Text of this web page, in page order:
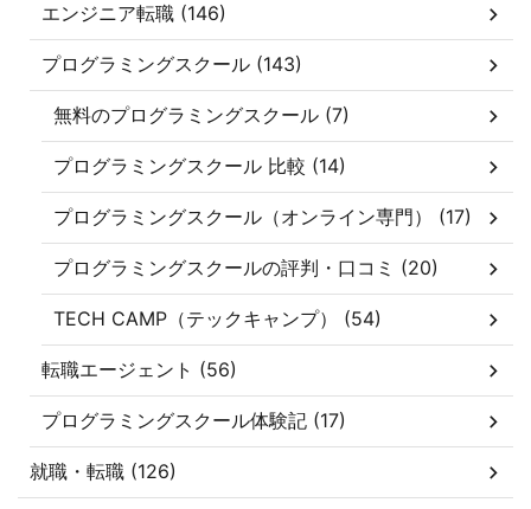
エンジニア転職 (146)
プログラミングスクール (143)
無料のプログラミングスクール (7)
プログラミングスクール 比較 (14)
プログラミングスクール（オンライン専門） (17)
プログラミングスクールの評判・口コミ (20)
TECH CAMP（テックキャンプ） (54)
転職エージェント (56)
プログラミングスクール体験記 (17)
就職・転職 (126)